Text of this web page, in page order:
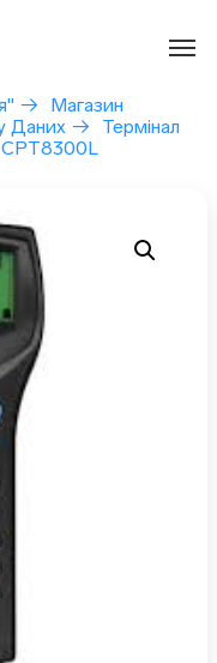
→
Магазин
Даних →
Термінал
СРТ8300L